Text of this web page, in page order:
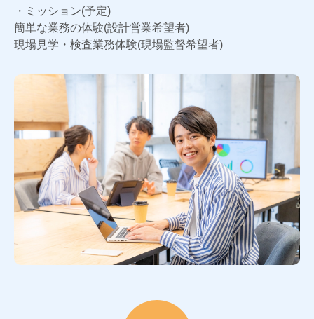
・ミッション(予定)
簡単な業務の体験(設計営業希望者)
現場見学・検査業務体験(現場監督希望者)